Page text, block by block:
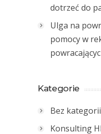
dotrzeć do
Ulga na
pomocy w
Kategorie
Bez kategorii
Konsulting